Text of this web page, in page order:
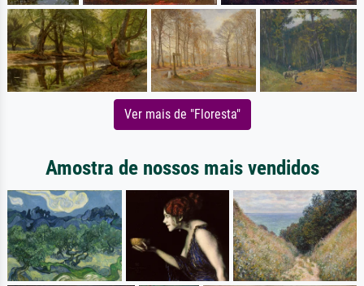
Ver mais de "Floresta"
Amostra de nossos mais vendidos